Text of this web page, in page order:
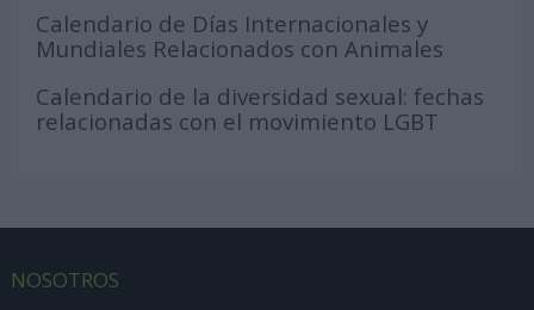
Calendario de Días Internacionales y
Mundiales Relacionados con Animales
Calendario de la diversidad sexual: fechas
relacionadas con el movimiento LGBT
NOSOTROS